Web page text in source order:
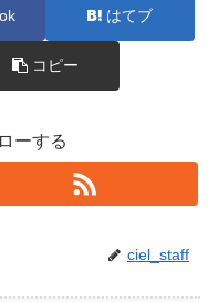
はてブ
コピー
ーする
ciel_staff